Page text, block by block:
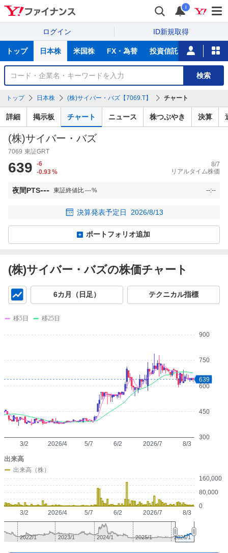
i
ログイン ID新規取得
サ
トップ 日本株 米国株 FX・為替 投資信託 ニュース
銘
検
索
検索
トップ 日本株 (株)サイバー・バズ【7069.T】 チャート
詳細 掲示板 チャート ニュース 株つぶやき 決算
(株)サイバー・バズ
7069 東証GRT
639
-6
-0.93%
8/7
リアルタイム株価
夜間PTS--- 東証終値比---% --:--
決算発表予定日 2026/8/13
ポートフォリオ追加
(株)サイバー・バズの株価チャート
6カ月（日足） テクニカル指標
300
450
600
750
900
2026/4 2026/7
3/2 5/7 6/2 8/3
639
移5日 移25日
0
80,000
160,000
2026/4 2026/7
3/2 5/7 6/2 8/3
出来高
出来高（株）
2023/1 2025/1
2022/1 2024/1 2026/1